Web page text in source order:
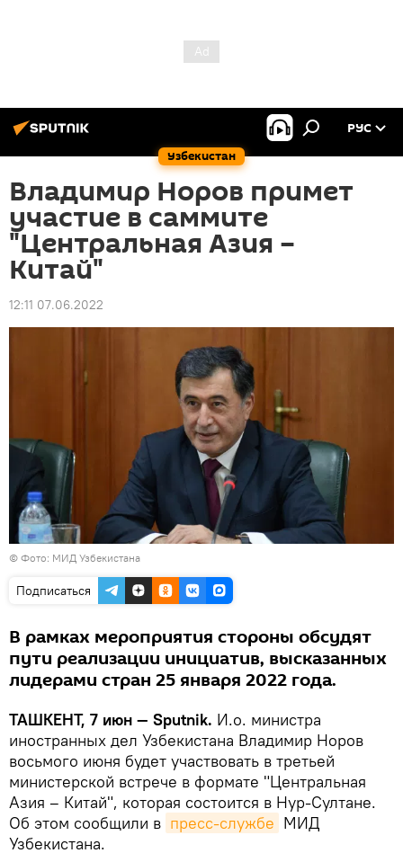
Узбекистан
РУС
Владимир Норов примет
участие в саммите
"Центральная Азия –
Китай"
12:11 07.06.2022
© Фото: МИД Узбекистана
Подписаться
В рамках мероприятия стороны обсудят
пути реализации инициатив, высказанных
лидерами стран 25 января 2022 года.
ТАШКЕНТ, 7 июн — Sputnik. И.о. министра
иностранных дел Узбекистана Владимир Норов
восьмого июня будет участвовать в третьей
министерской встрече в формате "Центральная
Азия – Китай", которая состоится в Нур-Султане.
Об этом сообщили в пресс-службе МИД
Узбекистана.